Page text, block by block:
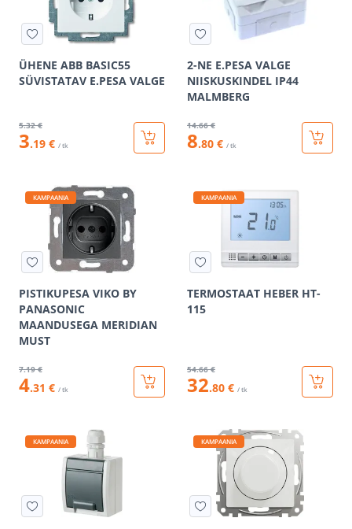
ÜHENE ABB BASIC55
SÜVISTATAV E.PESA VALGE
5.32 €
3.19 € / tk
2-NE E.PESA VALGE
NIISKUSKINDEL IP44
MALMBERG
14.66 €
8.80 € / tk
KAMPAANIA
PISTIKUPESA VIKO BY
PANASONIC
MAANDUSEGA MERIDIAN
MUST
7.19 €
4.31 € / tk
KAMPAANIA
TERMOSTAAT HEBER HT-
115
54.66 €
32.80 € / tk
KAMPAANIA KAMPAANIA